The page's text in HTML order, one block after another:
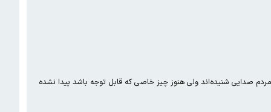
صدایی شنیده‌اند ولی هنوز چیز خاصی که قابل توجه باشد پیدا نشده